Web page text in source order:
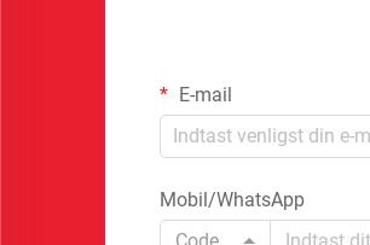
E-mail
Mobil/WhatsApp